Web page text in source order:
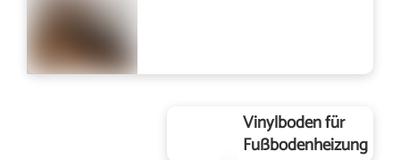
Vinylboden für
Fußbodenheizung